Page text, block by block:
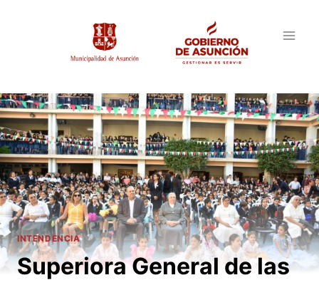
INTENDENCIA
Superiora General de las